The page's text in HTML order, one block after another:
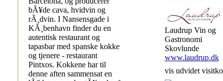
bÃ¥de cava, hvidvin og
rÃ¸dvin. I Nansensgade i
KÃ¸benhavn finder du en
autentisk restaurant og
tapasbar med spanske kokke
og tjenere - restaurant
Pintxos. Kokkene har til
denne aften sammensat en
Laudrup Vin og
Gastronomi
Skovlunde
www.laudrup.dk
vis udvidet